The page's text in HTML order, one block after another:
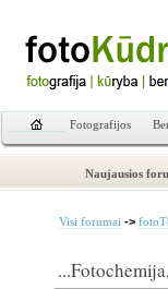
Fotografijos
Naujausios
Visi forumai ->